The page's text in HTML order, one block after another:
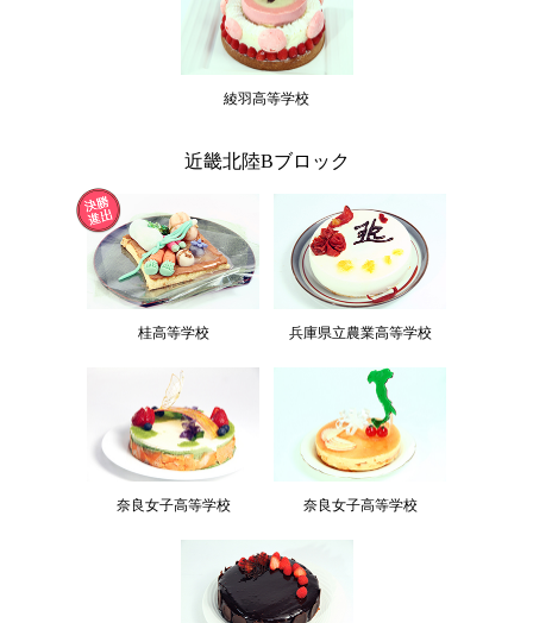
綾羽高等学校
近畿北陸Bブロック
桂高等学校 兵庫県立農業高等学校
奈良女子高等学校 奈良女子高等学校